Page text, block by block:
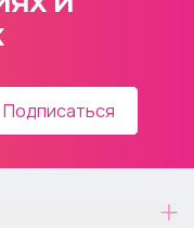
Подписаться